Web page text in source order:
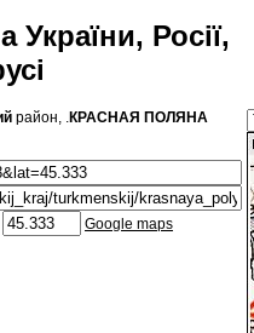
Росії,
район, .КРАСНАЯ ПОЛЯНА
Google maps